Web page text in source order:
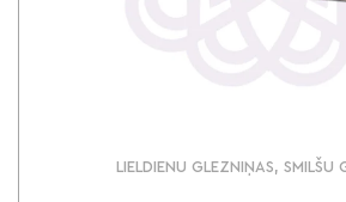
LIELDIENU GLEZNIŅAS, SMILŠU